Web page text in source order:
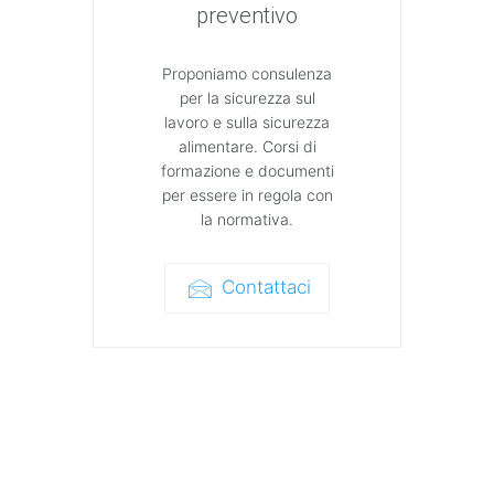
preventivo
Proponiamo consulenza
per la sicurezza sul
lavoro e sulla sicurezza
alimentare. Corsi di
formazione e documenti
per essere in regola con
la normativa.
Contattaci